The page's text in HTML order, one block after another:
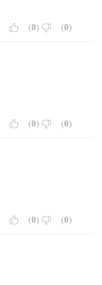
子庄十字路口
东（原星光大
(0) (0)
(0) (0)
(0) (0)